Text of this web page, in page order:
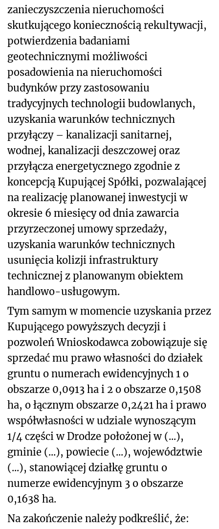
zanieczyszczenia nieruchomości
skutkującego koniecznością rekultywacji,
potwierdzenia badaniami
geotechnicznymi możliwości
posadowienia na nieruchomości
budynków przy zastosowaniu
tradycyjnych technologii budowlanych,
uzyskania warunków technicznych
przyłączy – kanalizacji sanitarnej,
wodnej, kanalizacji deszczowej oraz
przyłącza energetycznego zgodnie z
koncepcją Kupującej Spółki, pozwalającej
na realizację planowanej inwestycji w
okresie 6 miesięcy od dnia zawarcia
przyrzeczonej umowy sprzedaży,
uzyskania warunków technicznych
usunięcia kolizji infrastruktury
technicznej z planowanym obiektem
handlowo-usługowym.
Tym samym w momencie uzyskania przez
Kupującego powyższych decyzji i
pozwoleń Wnioskodawca zobowiązuje się
sprzedać mu prawo własności do działek
gruntu o numerach ewidencyjnych 1 o
obszarze 0,0913 ha i 2 o obszarze 0,1508
ha, o łącznym obszarze 0,2421 ha i prawo
współwłasności w udziale wynoszącym
1/4 części w Drodze położonej w (...),
gminie (...), powiecie (...), województwie
(...), stanowiącej działkę gruntu o
numerze ewidencyjnym 3 o obszarze
0,1638 ha.
Na zakończenie należy podkreślić, że: